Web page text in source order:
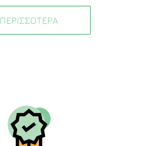
ΠΕΡΙΣΣΟΤΕΡΑ